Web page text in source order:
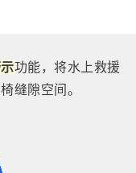
功能，将水上救援
缝隙空间。